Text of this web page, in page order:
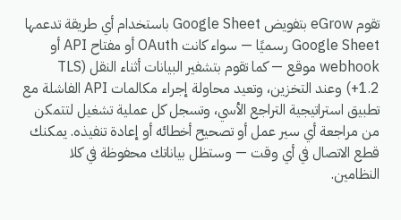
تقوم eGrow بتفويض Google Sheet باستخدام أي طريقة تدعمها
Google Sheet رسميًا — سواء كانت OAuth أو مفتاح API أو
webhook موقع — كما تقوم بتشفير البيانات أثناء النقل (TLS
1.2+) وعند التخزين، وتعيد محاولة إجراء مكالمات API الفاشلة مع
تطبيق استراتيجية التراجع الأسي، وتسجل كل عملية تشغيل لتتمكن
من مراجعة أي سير عمل أو تصحيح أخطائه أو إعادة تنفيذه. يمكنك
قطع الاتصال في أي وقت — وستظل بياناتك محفوظة في كلا
النظامين.